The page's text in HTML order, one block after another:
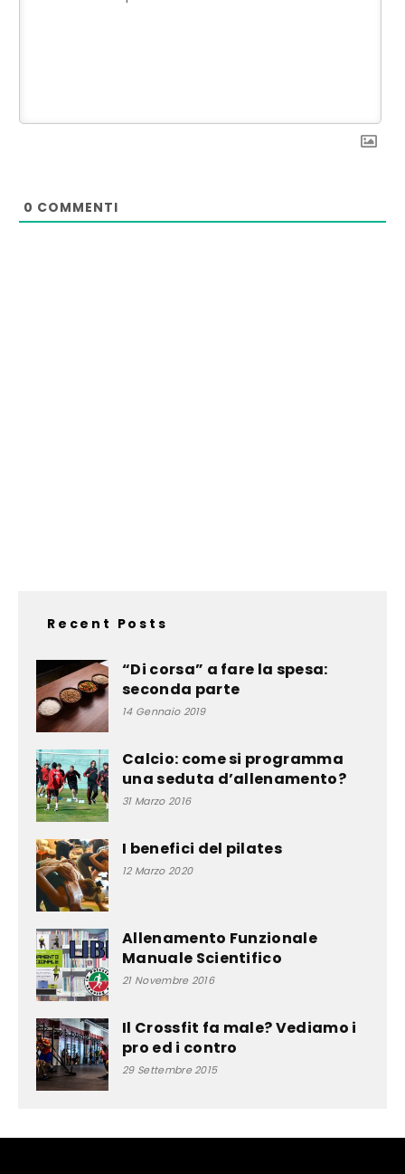
0 COMMENTI
Recent Posts
“Di corsa” a fare la spesa:
seconda parte
14 Gennaio 2019
Calcio: come si programma
una seduta d’allenamento?
31 Marzo 2016
I benefici del pilates
12 Marzo 2020
Allenamento Funzionale
Manuale Scientifico
21 Novembre 2016
Il Crossfit fa male? Vediamo i
pro ed i contro
29 Settembre 2015